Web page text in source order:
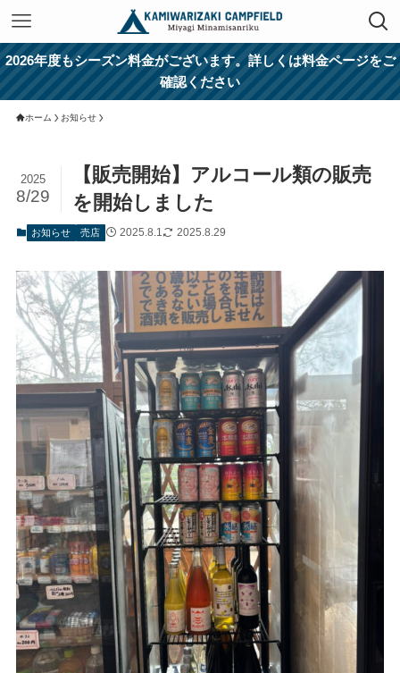
2026年度もシーズン料金がございます。詳しくは料金ページをご
確認ください
ホーム お知らせ
【販売開始】アルコール類の販売
を開始しました
2025
8/29
お知らせ 売店 2025.8.1 2025.8.29